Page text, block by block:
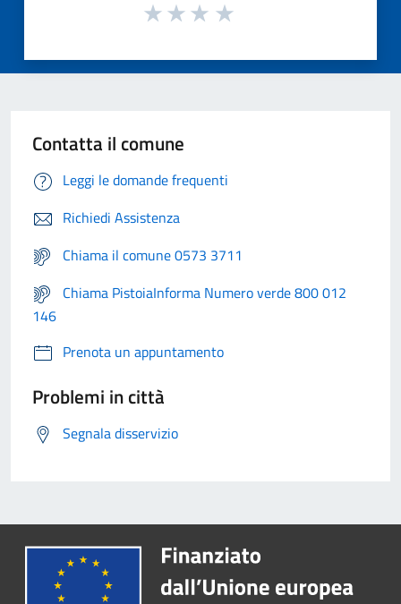
Contatta il comune
Leggi le domande frequenti
Richiedi Assistenza
Chiama il comune 0573 3711
Chiama PistoiaInforma Numero verde 800 012
146
Prenota un appuntamento
Problemi in città
Segnala disservizio